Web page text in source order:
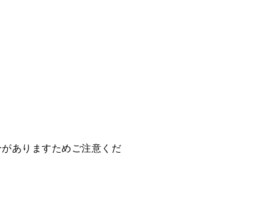
ありますためご注意くだ